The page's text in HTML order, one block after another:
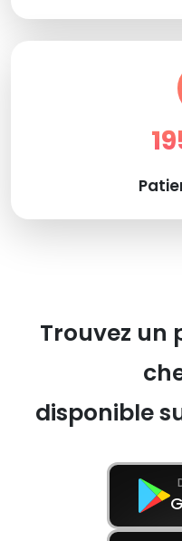
Trouvez un
disponible